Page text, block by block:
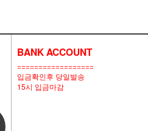
BANK ACCOUNT
==================
입금확인후 당일발송
15시 입금마감